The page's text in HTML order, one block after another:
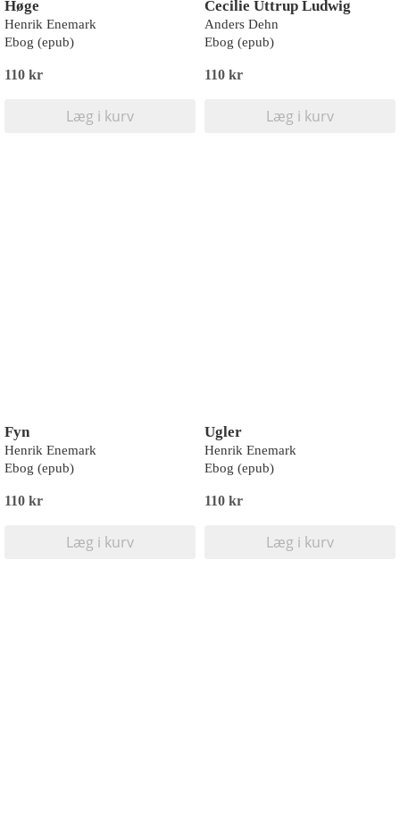
Høge
Henrik Enemark
Ebog (epub)
110 kr
Læg i kurv
Cecilie Uttrup Ludwig
Anders Dehn
Ebog (epub)
110 kr
Læg i kurv
Fyn
Henrik Enemark
Ebog (epub)
110 kr
Læg i kurv
Ugler
Henrik Enemark
Ebog (epub)
110 kr
Læg i kurv